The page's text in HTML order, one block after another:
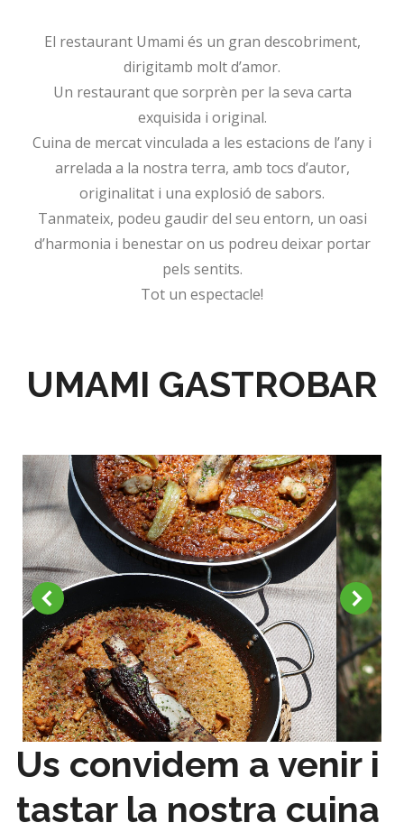
El restaurant Umami és un gran descobriment,
dirigitamb molt d’amor.
Un restaurant que sorprèn per la seva carta
exquisida i original.
Cuina de mercat vinculada a les estacions de l’any i
arrelada a la nostra terra, amb tocs d’autor,
originalitat i una explosió de sabors.
Tanmateix, podeu gaudir del seu entorn, un oasi
d’harmonia i benestar on us podreu deixar portar
pels sentits.
Tot un espectacle!
UMAMI GASTROBAR
Us convidem a venir i
tastar la nostra cuina